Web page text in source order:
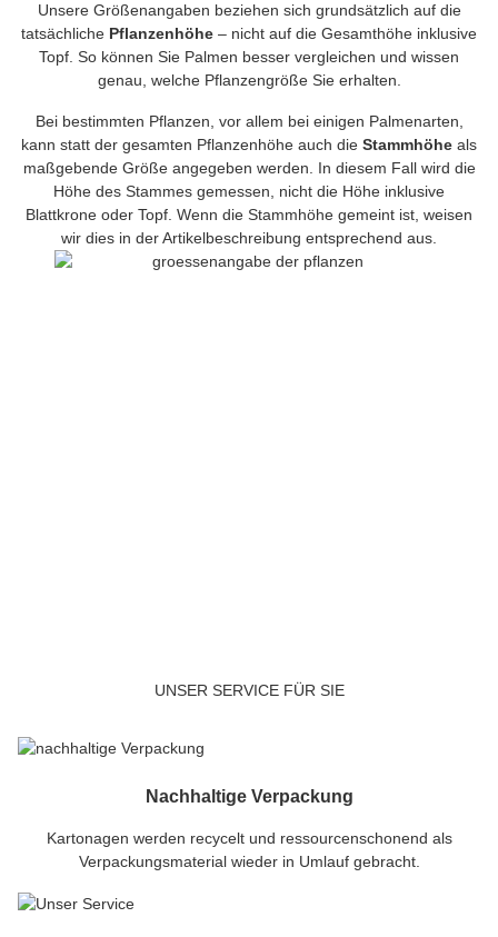
Unsere Größenangaben beziehen sich grundsätzlich auf die
tatsächliche Pflanzenhöhe – nicht auf die Gesamthöhe inklusive
Topf. So können Sie Palmen besser vergleichen und wissen
genau, welche Pflanzengröße Sie erhalten.
Bei bestimmten Pflanzen, vor allem bei einigen Palmenarten,
kann statt der gesamten Pflanzenhöhe auch die Stammhöhe als
maßgebende Größe angegeben werden. In diesem Fall wird die
Höhe des Stammes gemessen, nicht die Höhe inklusive
Blattkrone oder Topf. Wenn die Stammhöhe gemeint ist, weisen
wir dies in der Artikelbeschreibung entsprechend aus.
UNSER SERVICE FÜR SIE
Nachhaltige Verpackung
Kartonagen werden recycelt und ressourcenschonend als
Verpackungsmaterial wieder in Umlauf gebracht.